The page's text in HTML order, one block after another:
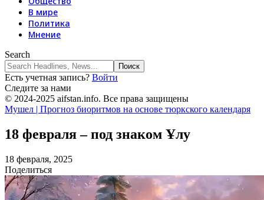
В мире
Политика
Мнение
Search
Есть учетная запись? Войти
Следите за нами
© 2024-2025 aifstan.info. Все права защищены
Мушел | Прогноз биоритмов на основе тюркского календаря
18 февраля – под знаком Ұлу
18 февраля, 2025
Поделиться